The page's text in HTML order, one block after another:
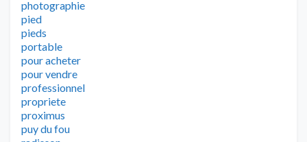
photographie
pied
pieds
portable
pour acheter
pour vendre
professionnel
propriete
proximus
puy du fou